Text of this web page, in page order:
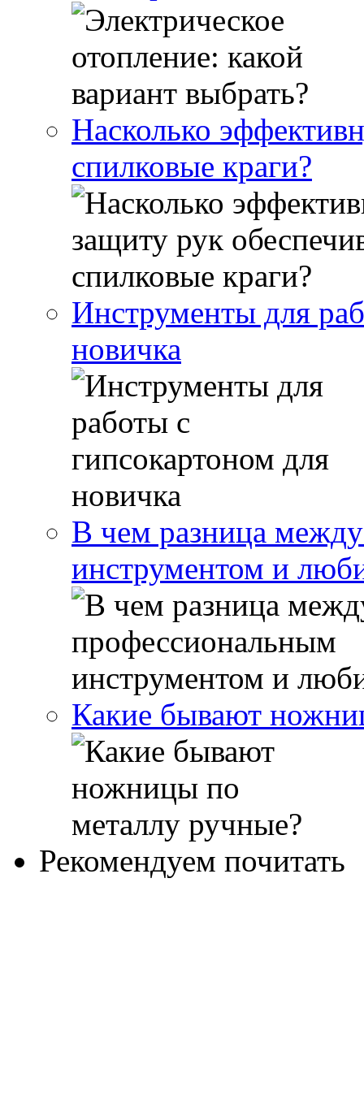
Насколько
спилковые краги?
Инструменты для
новичка
В чем разница
инструментом и
Какие бывают
Рекомендуем почитать